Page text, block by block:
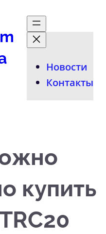
Новости
Контакты
купить